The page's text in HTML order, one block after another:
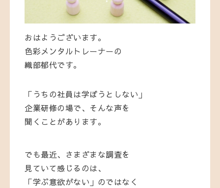
おはようございます。
色彩メンタルトレーナーの
織部郁代です。
「うちの社員は学ぼうとしない」
企業研修の場で、そんな声を
聞くことがあります。
でも最近、さまざまな調査を
見ていて感じるのは、
「学ぶ意欲がない」のではなく